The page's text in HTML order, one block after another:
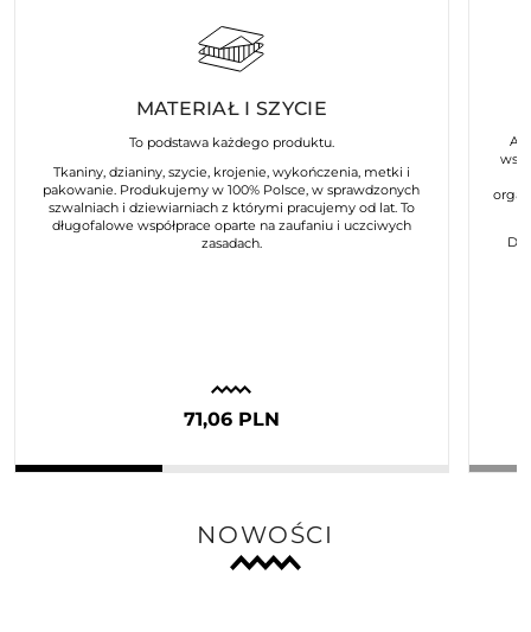
MATERIAŁ I SZYCIE
To podstawa każdego produktu.
Tkaniny, dzianiny, szycie, krojenie, wykończenia, metki i
pakowanie. Produkujemy w 100% Polsce, w sprawdzonych
szwalniach i dziewiarniach z którymi pracujemy od lat. To
długofalowe współprace oparte na zaufaniu i uczciwych
zasadach.
71,06 PLN
NOWOŚCI